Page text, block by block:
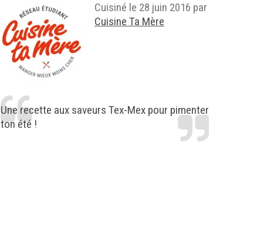
Cuisiné le 28 juin 2016 par
Cuisine Ta Mère
Une recette aux saveurs Tex-Mex pour pimenter
ton été !